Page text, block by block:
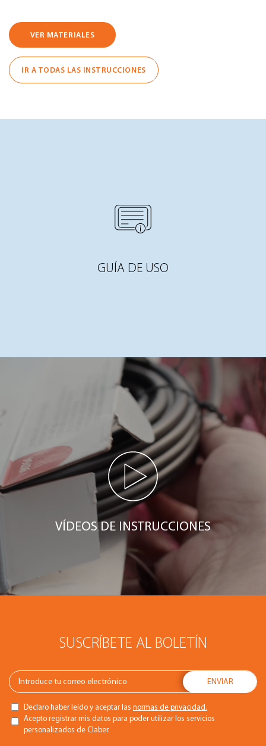
VER MATERIALES
IR A TODAS LAS INSTRUCCIONES
GUÍA DE USO
VÍDEOS DE INSTRUCCIONES
SUSCRÍBETE AL BOLETÍN
Declaro haber leído y aceptar las normas de privacidad.
Acepto registrar mis datos para poder utilizar los servicios
personalizados de Claber.